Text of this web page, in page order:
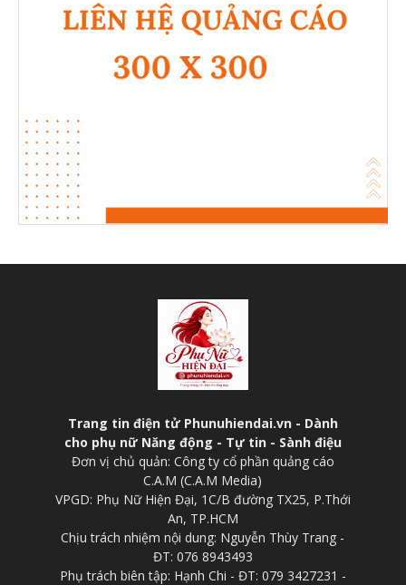
Trang tin điện tử Phunuhiendai.vn - Dành
cho phụ nữ Năng động - Tự tin - Sành điệu
Đơn vị chủ quản: Công ty cổ phần quảng cáo
C.A.M (C.A.M Media)
VPGD: Phụ Nữ Hiện Đại, 1C/B đường TX25, P.Thới
An, TP.HCM
Chịu trách nhiệm nội dung: Nguyễn Thùy Trang -
ĐT: 076 8943493
Phụ trách biên tập: Hạnh Chi - ĐT: 079 3427231 -